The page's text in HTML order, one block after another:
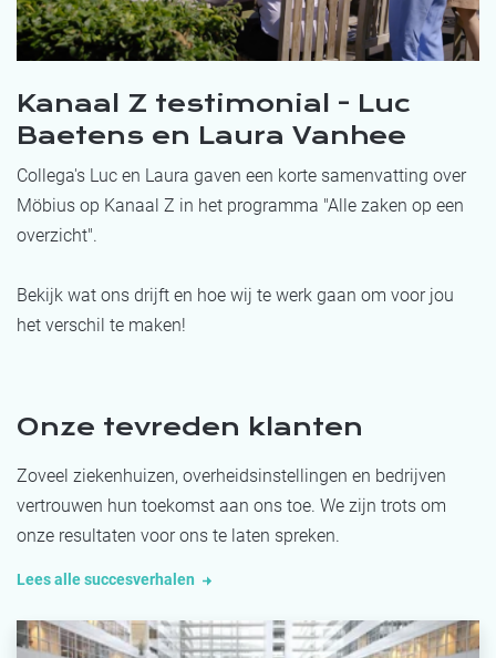
Kanaal Z testimonial - Luc
Baetens en Laura Vanhee
Collega's Luc en Laura gaven een korte samenvatting over
Möbius op Kanaal Z in het programma "Alle zaken op een
overzicht".
Bekijk wat ons drijft en hoe wij te werk gaan om voor jou
het verschil te maken!
Onze tevreden klanten
Zoveel ziekenhuizen, overheidsinstellingen en bedrijven
vertrouwen hun toekomst aan ons toe. We zijn trots om
onze resultaten voor ons te laten spreken.
Lees alle succesverhalen